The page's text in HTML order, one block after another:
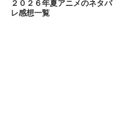
２０２６年夏アニメのネタバ
レ感想一覧